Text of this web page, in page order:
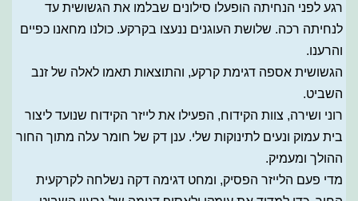
רגע לפני הנחיתה הופעלו סילונים שבלמו את הגשושית עד
לנחיתה רכה. שלושת העוגנים ננעצו בקרקע. כולנו מחאנו כפיים
והרענו.
הגשושית אספה דגימת קרקע, והתוצאות תאמו לאלה של זנב
השביט.
רוני ושירה, צוות הקידוח, הפעילו את לייזר הקידוח שנועד ליצור
בית עמוק ונעים לתינוקות שלי. ענן דק של חומר עלה מתוך החור
ההולך ומעמיק.
מדי פעם הלייזר הפסיק, ומחט דגימה דקה נשלחה לקרקעית